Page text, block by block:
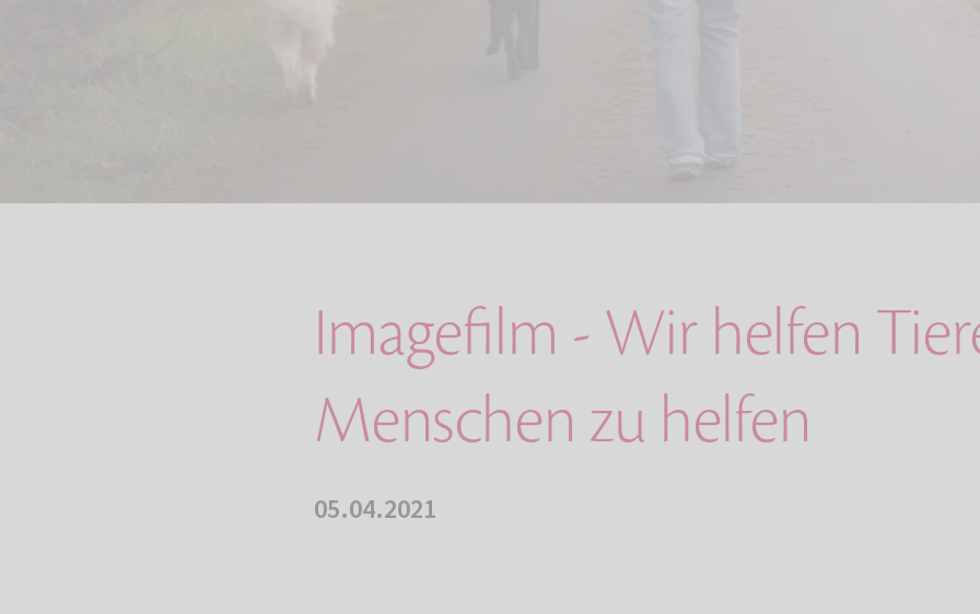
Imagefilm - Wir helfen
Menschen zu helfen
05.04.2021